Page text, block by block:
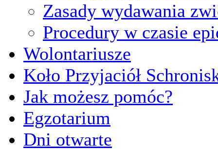
Zasady wydawania
Procedury w czasie
Wolontariusze
Koło Przyjaciół
Jak możesz pomóc?
Egzotarium
Dni otwarte